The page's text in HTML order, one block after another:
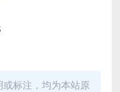
标注，均为本站原